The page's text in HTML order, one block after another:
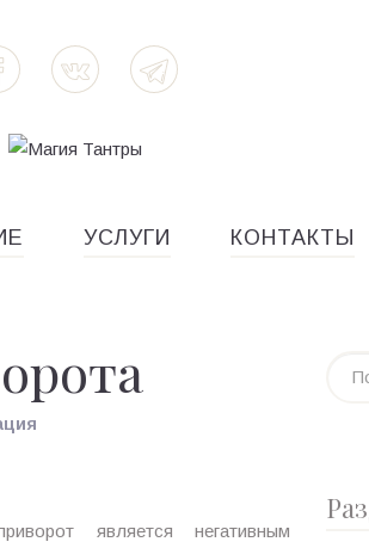
УСЛУГИ КОНТАКТЫ
является негативным